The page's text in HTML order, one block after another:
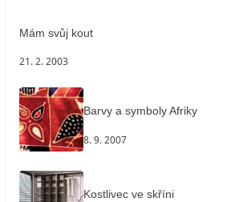
Mám svůj kout
21. 2. 2003
Barvy a symboly Afriky
8. 9. 2007
Kostlivec ve skříni